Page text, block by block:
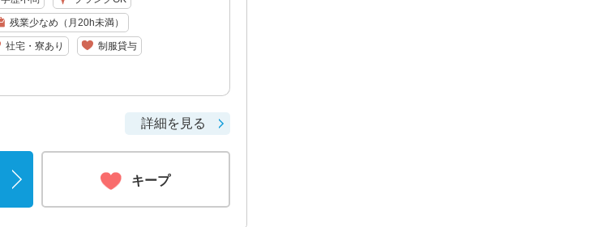
残業少なめ（月20h未満）
社宅・寮あり 制服貸与
詳細を見る
キープ